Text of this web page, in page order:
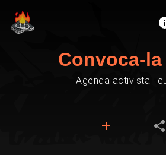
Convoca-la
Agenda activista i